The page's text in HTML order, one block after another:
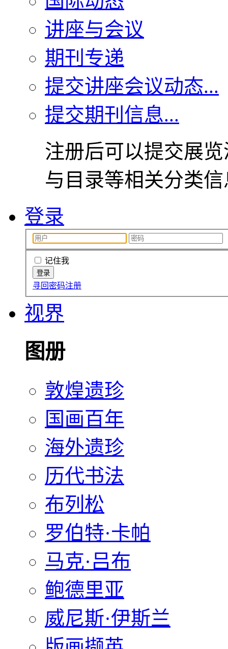
讲座与会议
期刊专递
提交讲座会议动态...
提交期刊信息...
注册后可以提交展
与目录等相关分类
登录
记住我
寻回密码注册
视界
图册
敦煌遗珍
国画百年
海外遗珍
历代书法
布列松
罗伯特·卡帕
马克·吕布
鲍德里亚
威尼斯·伊斯兰